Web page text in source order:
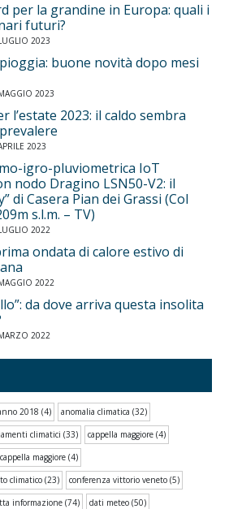
per la grandine in Europa: quali i
futuri?
2023
buone novità dopo mesi
2023
l’estate 2023: il caldo sembra
2023
igro-pluviometrica IoT
nodo Dragino LSN50-V2: il
di Casera Pian dei Grassi (Col
s.l.m. – TV)
2022
ondata di calore estivo di
2022
da dove arriva questa insolita
2022
2018 (4) anomalia climatica (32)
climatici (33) cappella maggiore (4)
maggiore (4)
climatico (23) conferenza vittorio veneto (5)
informazione (74) dati meteo (50)